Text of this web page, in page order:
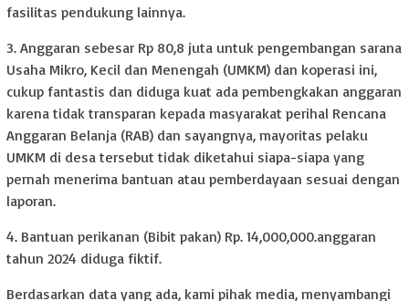
fasilitas pendukung lainnya.
3. Anggaran sebesar Rp 80,8 juta untuk pengembangan sarana
Usaha Mikro, Kecil dan Menengah (UMKM) dan koperasi ini,
cukup fantastis dan diduga kuat ada pembengkakan anggaran
karena tidak transparan kepada masyarakat perihal Rencana
Anggaran Belanja (RAB) dan sayangnya, mayoritas pelaku
UMKM di desa tersebut tidak diketahui siapa-siapa yang
pernah menerima bantuan atau pemberdayaan sesuai dengan
laporan.
4. Bantuan perikanan (Bibit pakan) Rp. 14,000,000.anggaran
tahun 2024 diduga fiktif.
Berdasarkan data yang ada, kami pihak media, menyambangi